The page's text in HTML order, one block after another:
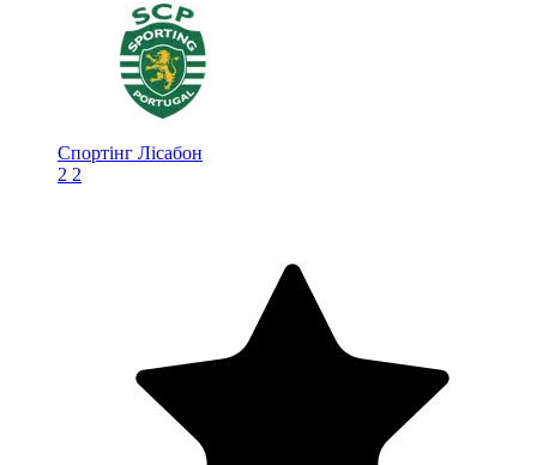
Спортінг Лісабон
2 2